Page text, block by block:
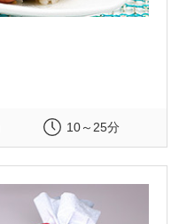
10～25分